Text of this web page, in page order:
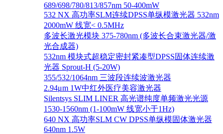
689/698/780/813/857nm 50-400mW
532 NX 高功率SLM连续DPSS单纵模激光器 532nm
2000mW 线宽< 0.5MHz
多波长激光模块 375-780nm (多波长合束激光器/激
光合成器)
532nm 模块式超稳定密封紧凑型DPSS固体连续激
光器 Sprout-H (5-20W)
355/532/1064nm 三波段连续波激光器
2.94μm 1W中红外医疗美容激光器
Silentsys SLIM LINER 高光谱纯度单频激光光源
1530-1560nm (1-100mW 线宽小于1Hz)
640 NX 高功率SLM CW DPSS单纵模固体激光器
640nm 1.5W